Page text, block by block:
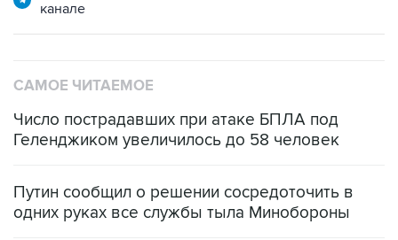
Число пострадавших при атаке БПЛА под
Путин сообщил о решении сосредоточить в
ФСБ сообщила о задержании в Приморье